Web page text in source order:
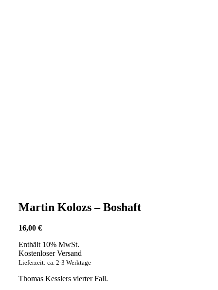
Martin Kolozs – Boshaft
16,00 €
Enthält 10% MwSt.
Kostenloser Versand
Lieferzeit: ca. 2-3 Werktage
Thomas Kesslers vierter Fall.